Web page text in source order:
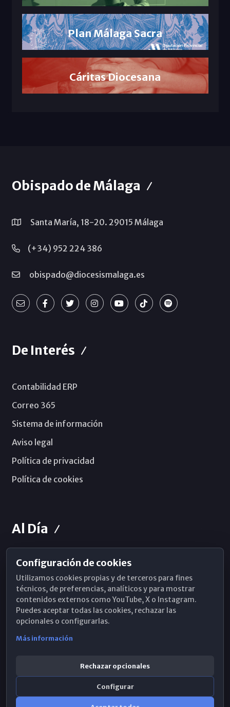
Plan Málaga Sacra
Cáritas Diocesana
Obispado de Málaga
Santa María, 18-20. 29015 Málaga
(+34) 952 224 386
obispado@diocesismalaga.es
De Interés
Contabilidad ERP
Correo 365
Sistema de información
Aviso legal
Política de privacidad
Política de cookies
Al Día
Horarios de Misa
Hemeroteca
WhatsApp
Configuración de cookies
Utilizamos cookies propias y de terceros para fines
técnicos, de preferencias, analíticos y para mostrar
contenidos externos como YouTube, X o Instagram.
Puedes aceptar todas las cookies, rechazar las
opcionales o configurarlas.
Más información
Rechazar opcionales
Configurar